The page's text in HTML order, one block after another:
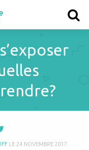
LE 24 NOVEMBRE 2017